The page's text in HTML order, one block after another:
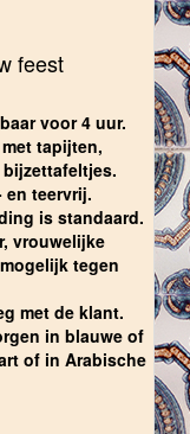
feest
voor 4 uur.
tapijten,
en teervrij.
is standaard.
vrouwelijke
tegen
met de klant.
in blauwe of
of in Arabische